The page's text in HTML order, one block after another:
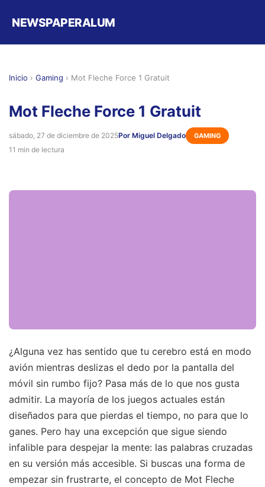
NEWSPAPERALUM
Inicio › Gaming › Mot Fleche Force 1 Gratuit
Mot Fleche Force 1 Gratuit
sábado, 27 de diciembre de 2025Por Miguel Delgado GAMING
11 min de lectura
¿Alguna vez has sentido que tu cerebro está en modo
avión mientras deslizas el dedo por la pantalla del
móvil sin rumbo fijo? Pasa más de lo que nos gusta
admitir. La mayoría de los juegos actuales están
diseñados para que pierdas el tiempo, no para que lo
ganes. Pero hay una excepción que sigue siendo
infalible para despejar la mente: las palabras cruzadas
en su versión más accesible. Si buscas una forma de
empezar sin frustrarte, el concepto de Mot Fleche